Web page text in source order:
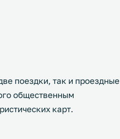
поездки, так и проездные
общественным
карт.